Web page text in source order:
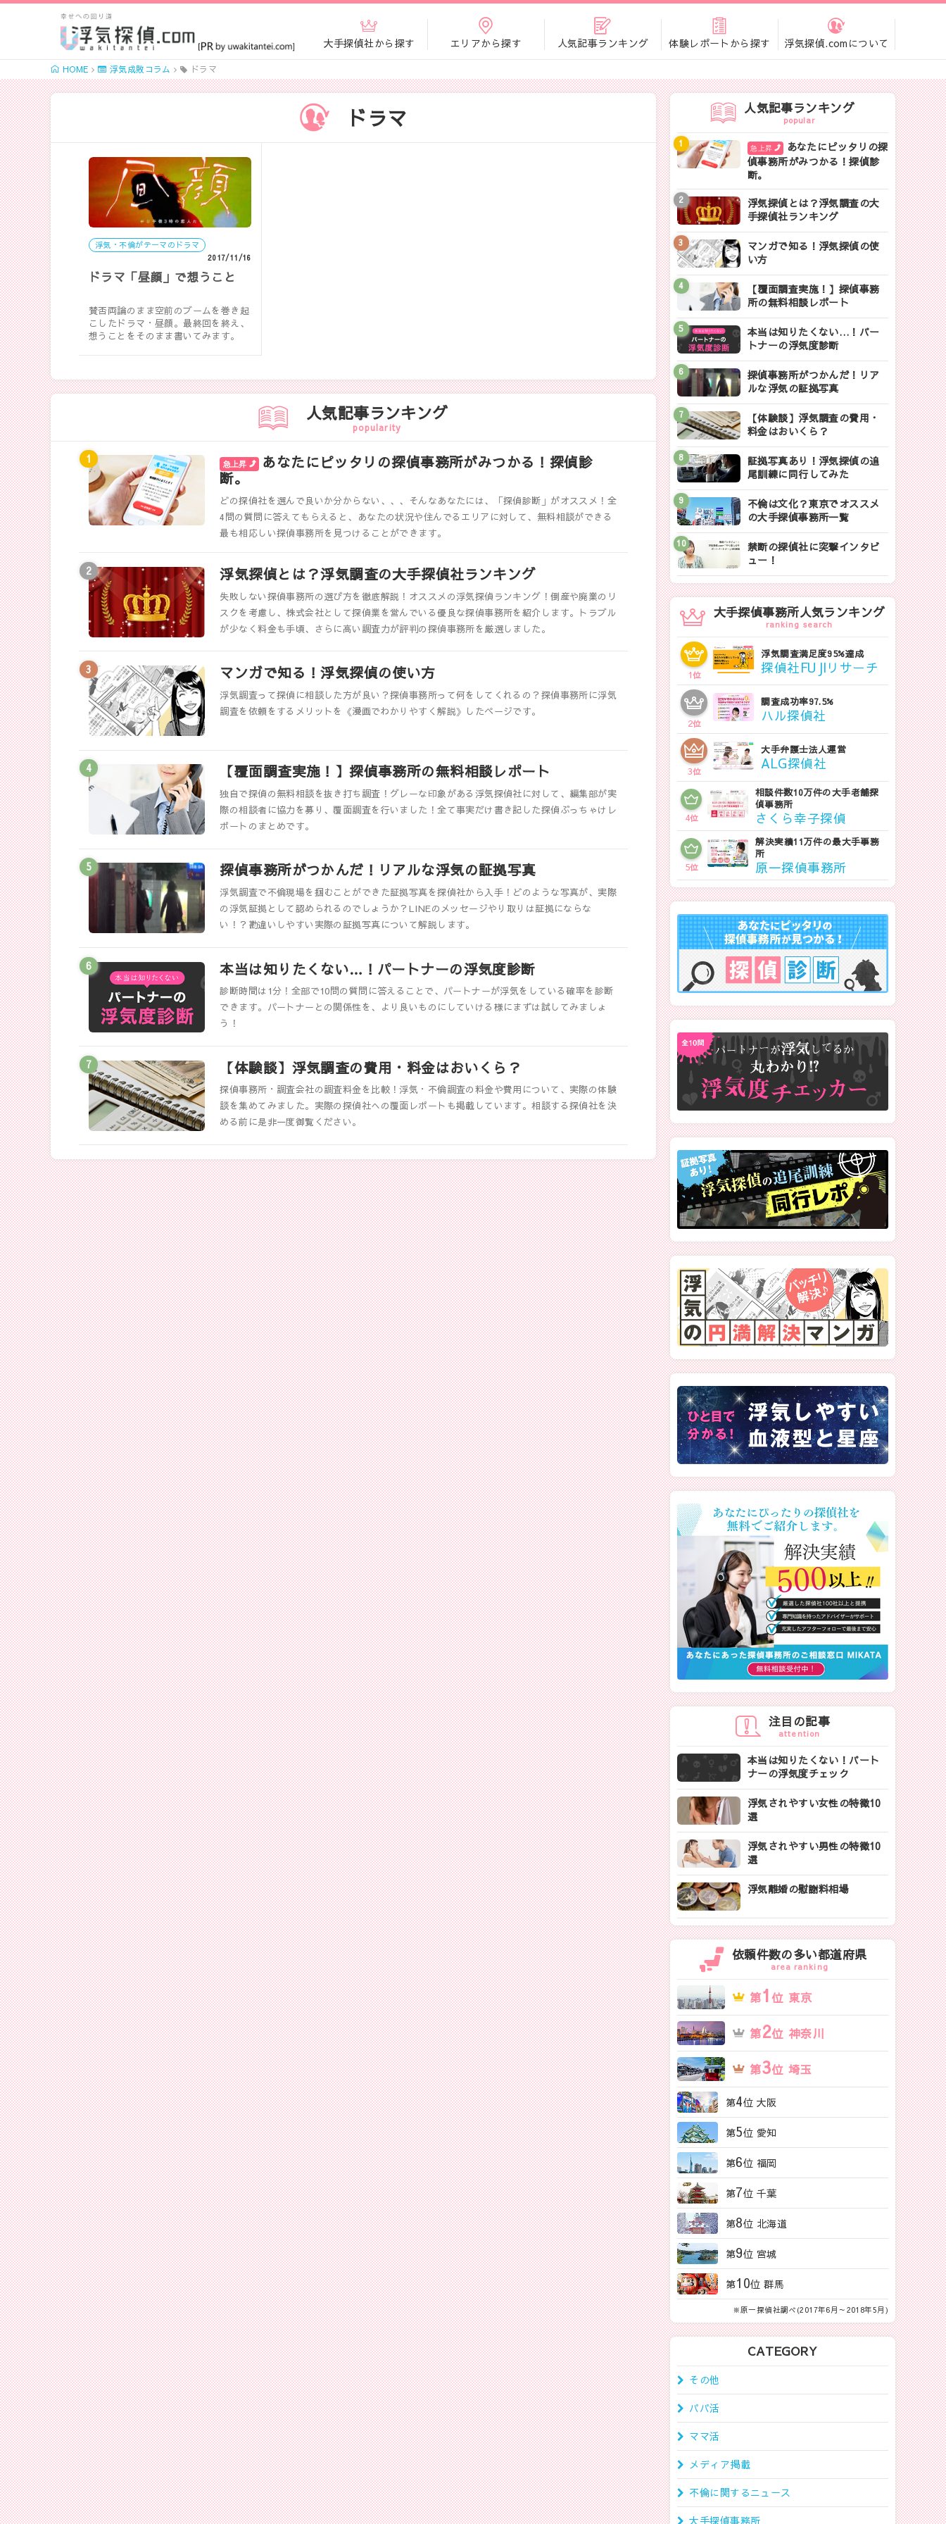
大手探偵社から探す エリアから探す 人気記事ランキング 体験レポートから探す 浮気探偵.comについて
HOME 浮気成敗コラム ドラマ
ドラマ
浮気・不倫がテーマのドラマ
2017/11/16
ドラマ「昼顔」で想うこと
賛否両論のまま空前のブームを巻き起
こしたドラマ・昼顔。最終回を終え、
想うことをそのまま書いてみます。
人気記事ランキング
popularity
急上昇
あなたにピッタリの探偵事務所がみつかる！探偵診
断。
どの探偵社を選んで良いか分からない、、、そんなあなたには、「探偵診断」がオススメ！全
4問の質問に答えてもらえると、あなたの状況や住んでるエリアに対して、無料相談ができる
最も相応しい探偵事務所を見つけることができます。
浮気探偵とは？浮気調査の大手探偵社ランキング
失敗しない探偵事務所の選び方を徹底解説！オススメの浮気探偵ランキング！倒産や廃業のリ
スクを考慮し、株式会社として探偵業を営んでいる優良な探偵事務所を紹介します。トラブル
が少なく料金も手頃、さらに高い調査力が評判の探偵事務所を厳選しました。
マンガで知る！浮気探偵の使い方
浮気調査って探偵に相談した方が良い？探偵事務所って何をしてくれるの？探偵事務所に浮気
調査を依頼をするメリットを《漫画でわかりやすく解説》したページです。
【覆面調査実施！】探偵事務所の無料相談レポート
独自で探偵の無料相談を抜き打ち調査！グレーな印象がある浮気探偵社に対して、編集部が実
際の相談者に協力を募り、覆面調査を行いました！全て事実だけ書き記した探偵ぶっちゃけレ
ポートのまとめです。
探偵事務所がつかんだ！リアルな浮気の証拠写真
浮気調査で不倫現場を掴むことができた証拠写真を探偵社から入手！どのような写真が、実際
の浮気証拠として認められるのでしょうか？LINEのメッセージやり取りは証拠にならな
い！？勘違いしやすい実際の証拠写真について解説します。
本当は知りたくない…！パートナーの浮気度診断
診断時間は1分！全部で10問の質問に答えることで、パートナーが浮気をしている確率を診断
できます。パートナーとの関係性を、より良いものにしていける様にまずは試してみましょ
う！
【体験談】浮気調査の費用・料金はおいくら？
探偵事務所・調査会社の調査料金を比較！浮気・不倫調査の料金や費用について、実際の体験
談を集めてみました。実際の探偵社への覆面レポートも掲載しています。相談する探偵社を決
める前に是非一度御覧ください。
人気記事ランキング
popular
急上昇
あなたにピッタリの探
偵事務所がみつかる！探偵診
断。
浮気探偵とは？浮気調査の大
手探偵社ランキング
マンガで知る！浮気探偵の使
い方
【覆面調査実施！】探偵事務
所の無料相談レポート
本当は知りたくない…！パー
トナーの浮気度診断
探偵事務所がつかんだ！リア
ルな浮気の証拠写真
【体験談】浮気調査の費用・
料金はおいくら？
証拠写真あり！浮気探偵の追
尾訓練に同行してみた
不倫は文化？東京でオススメ
の大手探偵事務所一覧
禁断の探偵社に突撃インタビ
ュー！
大手探偵事務所人気ランキング
ranking search
1位
浮気調査満足度95%達成
探偵社FUJIリサーチ
2位
調査成功率97.5%
ハル探偵社
3位
大手弁護士法人運営
ALG探偵社
4位
相談件数10万件の大手老舗探
偵事務所
さくら幸子探偵
5位
解決実績11万件の最大手事務
所
原一探偵事務所
注目の記事
attention
本当は知りたくない！パート
ナーの浮気度チェック
浮気されやすい女性の特徴10
選
浮気されやすい男性の特徴10
選
浮気離婚の慰謝料相場
依頼件数の多い都道府県
area ranking
第1位 東京
第2位 神奈川
第3位 埼玉
第4位 大阪
第5位 愛知
第6位 福岡
第7位 千葉
第8位 北海道
第9位 宮城
第10位 群馬
※原一探偵社調べ(2017年6月～2018年5月)
CATEGORY
その他
パパ活
ママ活
メディア掲載
不倫に関するニュース
大手探偵事務所